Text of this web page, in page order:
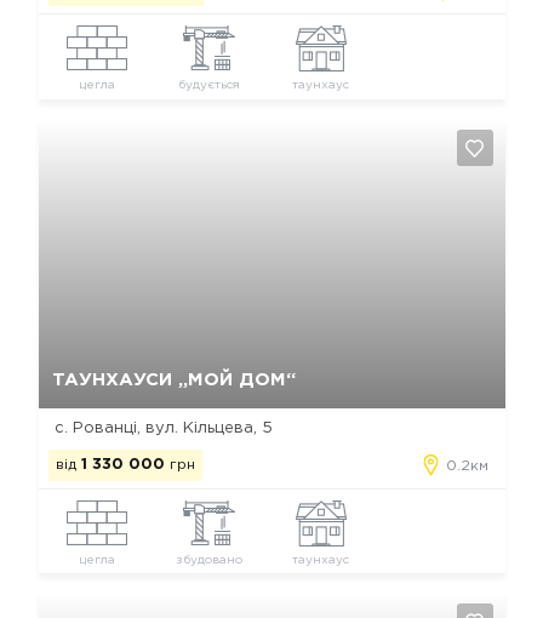
цегла будується таунхаус
ТАУНХАУСИ „МОЙ ДОМ“
с. Рованці, вул. Кільцева, 5
від 1 330 000 грн 0.2км
цегла збудовано таунхаус